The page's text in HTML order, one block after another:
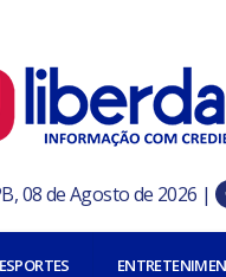
08 de Agosto de 2026 |
ESPORTES